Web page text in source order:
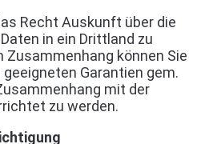
Recht Auskunft über die
in ein Drittland zu
Zusammenhang können Sie
geeigneten Garantien gem.
mit der
zu werden.